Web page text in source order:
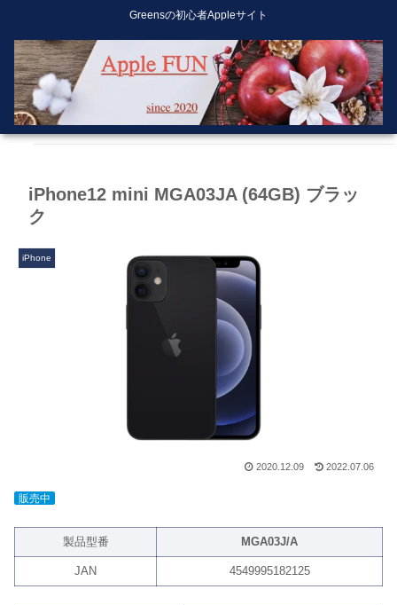
Greensの初心者Appleサイト
iPhone12 mini MGA03JA (64GB) ブラッ
ク
iPhone
2020.12.09 2022.07.06
販売中
製品型番 MGA03J/A
JAN 4549995182125